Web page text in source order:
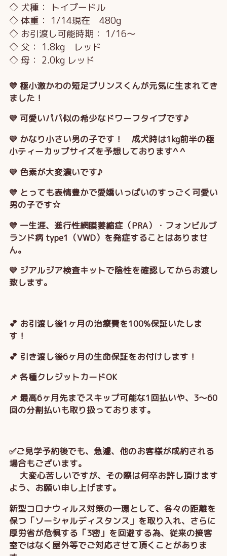
◇ 犬種： トイプードル
◇ 体重： 1/14現在 480g
◇ お引渡し可能時期： 1/16～
◇ 父： 1.8kg レッド
◇ 母： 2.0kg レッド
💛 極小激かわの短足プリンスくんが元気に生まれてき
ました！
💛 可愛いパパ似の希少なドワーフタイプです♪
💛 かなり小さい男の子です！ 成犬時は1kg前半の極
小ティーカップサイズを予想しております^ ^
💛 色素が大変濃いです♪
💛 とっても表情豊かで愛嬌いっぱいのすっごく可愛い
男の子です☆
💛 一生涯、進行性網膜萎縮症（PRA）・フォンビルブ
ランド病 type1（VWD）を発症することはありませ
ん。
💛 ジアルジア検査キットで陰性を確認してからお渡し
致します。
💕 お引渡し後1ヶ月の治療費を100%保証いたしま
す！
💕 引き渡し後6ヶ月の生命保証をお付けします！
📌 各種クレジットカードOK
📌 最高6ヶ月先までスキップ可能な1回払いや、3～60
回の分割払いも取り扱っております。
✅ご見学予約後でも、急遽、他のお客様が成約される
場合もございます。
大変心苦しいですが、その際は何卒お許し頂けます
よう、お願い申し上げます。
新型コロナウィルス対策の一環として、各々の距離を
保つ「ソーシャルディスタンス」を取り入れ、さらに
厚労省が危惧する「3密」を回避する為、従来の接客
室ではなく屋外等でご対応させて頂くことがありま